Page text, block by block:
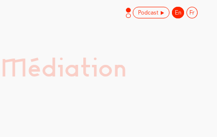
Médiation
Podcast En Fr